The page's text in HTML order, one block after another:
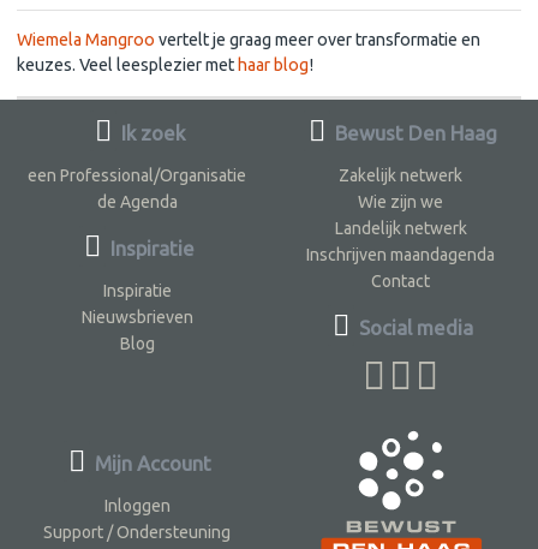
Wiemela Mangroo vertelt je graag meer over transformatie en
keuzes. Veel leesplezier met haar blog!
Ik zoek
een Professional/Organisatie
de Agenda
Inspiratie
Inspiratie
Nieuwsbrieven
Blog
Bewust Den Haag
Zakelijk netwerk
Wie zijn we
Landelijk netwerk
Inschrijven maandagenda
Contact
Social media
Mijn Account
Inloggen
Support / Ondersteuning